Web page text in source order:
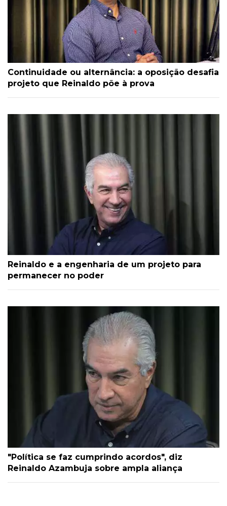
Continuidade ou alternância: a oposição desafia
projeto que Reinaldo põe à prova
Reinaldo e a engenharia de um projeto para
permanecer no poder
"Política se faz cumprindo acordos", diz
Reinaldo Azambuja sobre ampla aliança